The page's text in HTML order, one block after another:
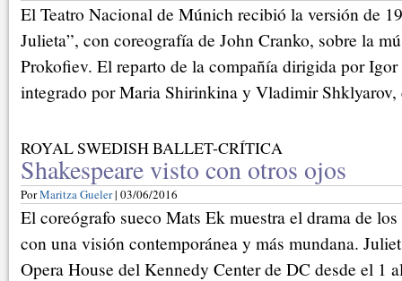
El Teatro Nacional de Múnich recibió la versión de
Julieta”, con coreografía de John Cranko, sobre la
Prokofiev. El reparto de la compañía dirigida por
integrado por Maria Shirinkina y Vladimir Shklyarov,
ROYAL SWEDISH BALLET-CRÍTICA
Shakespeare visto con otros ojos
PorMaritza Gueler| 03/06/2016
El coreógrafo sueco Mats Ek muestra el drama de
con una visión contemporánea y más mundana.
Opera House del Kennedy Center de DC desde el 1